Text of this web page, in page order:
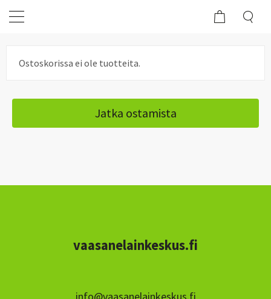
Ostoskorissa ei ole tuotteita.
Jatka ostamista
vaasanelainkeskus.fi